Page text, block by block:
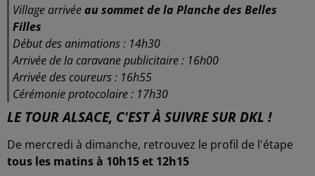
Village arrivéeau sommet de la Planche des Belles
Filles
Début des animations : 14h30
Arrivée de la caravane publicitaire : 16h00
Arrivée des coureurs : 16h55
Cérémonie protocolaire : 17h30
LE TOUR ALSACE, C'EST À SUIVRE SUR DKL !
De mercredi à dimanche, retrouvez le profil de l'étape
tous les matins à 10h15 et 12h15